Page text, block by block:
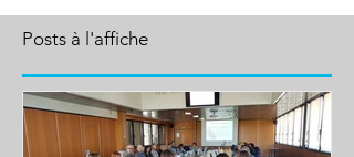
Posts à l'affiche